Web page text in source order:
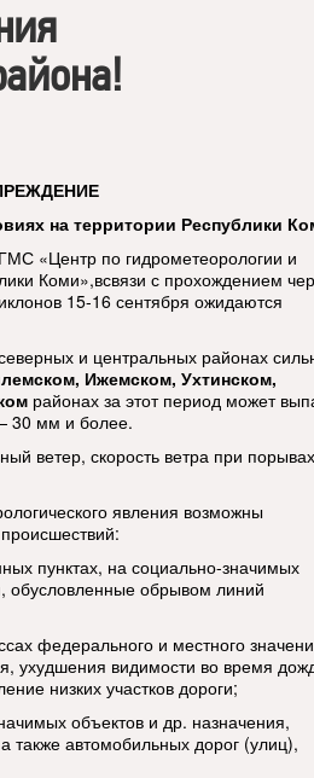
на территории Республики
«Центр по гидрометеорологии и
Коми»,всвязи с прохождением
15-16 сентября ожидаются
и центральных районах
Ижемском, Ухтинском,
районах за этот период может
30 мм и более.
ветер, скорость ветра при порывах
явления возможны
пунктах, на социально-значимых
обусловленные обрывом линий
федерального и местного
ухудшения видимости во время
низких участков дороги;
объектов и др. назначения,
также автомобильных дорог (улиц),